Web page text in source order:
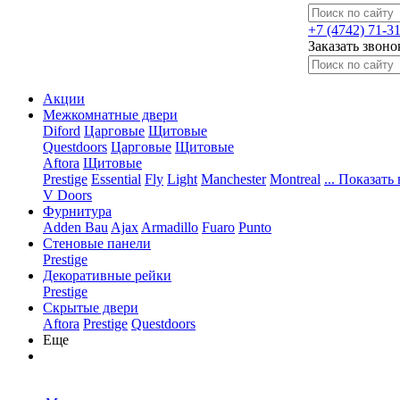
+7 (4742) 71-
Заказать
Акции
Межкомнатные двери
Diford Царговые Щитовые
Questdoors Царговые Щитовые
Aftora Щитовые
Prestige Essential Fly Light Manchester Montreal ... Показать
V Doors
Фурнитура
Adden Bau Ajax Armadillo Fuaro Punto
Стеновые панели
Prestige
Декоративные рейки
Prestige
Скрытые двери
Aftora Prestige Questdoors
Еще